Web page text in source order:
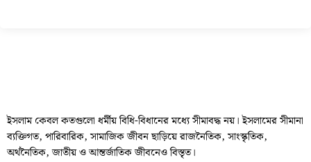
ইসলাম কেবল কতগুলো ধর্মীয় বিধি-বিধানের মধ্যে সীমাবদ্ধ নয়। ইসলামের সীমানা
ব্যক্তিগত, পারিবারিক, সামাজিক জীবন ছাড়িয়ে রাজনৈতিক, সাংস্কৃতিক,
অর্থনৈতিক, জাতীয় ও আন্তর্জাতিক জীবনেও বিস্তৃত।